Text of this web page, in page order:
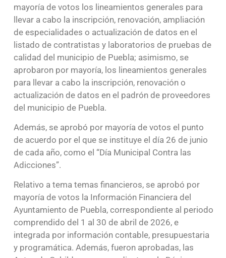
mayoría de votos los lineamientos generales para
llevar a cabo la inscripción, renovación, ampliación
de especialidades o actualización de datos en el
listado de contratistas y laboratorios de pruebas de
calidad del municipio de Puebla; asimismo, se
aprobaron por mayoría, los lineamientos generales
para llevar a cabo la inscripción, renovación o
actualización de datos en el padrón de proveedores
del municipio de Puebla.
Además, se aprobó por mayoría de votos el punto
de acuerdo por el que se instituye el día 26 de junio
de cada año, como el “Día Municipal Contra las
Adicciones”.
Relativo a tema temas financieros, se aprobó por
mayoría de votos la Información Financiera del
Ayuntamiento de Puebla, correspondiente al periodo
comprendido del 1 al 30 de abril de 2026, e
integrada por información contable, presupuestaria
y programática. Además, fueron aprobadas, las